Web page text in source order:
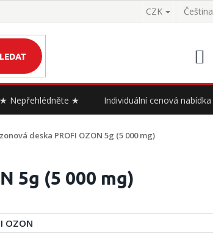
CZK Čeština
★ Nepřehlédněte ★ Individuální cenová nabídka
deska PROFI OZON 5g (5 000 mg)
5g (5 000 mg)
OZON